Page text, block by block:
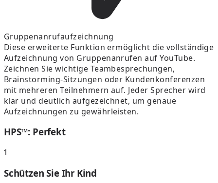
Gruppenanrufaufzeichnung
Diese erweiterte Funktion ermöglicht die vollständige
Aufzeichnung von Gruppenanrufen auf YouTube.
Zeichnen Sie wichtige Teambesprechungen,
Brainstorming-Sitzungen oder Kundenkonferenzen
mit mehreren Teilnehmern auf. Jeder Sprecher wird
klar und deutlich aufgezeichnet, um genaue
Aufzeichnungen zu gewährleisten.
HPS™: Perfekt
1
Schützen Sie Ihr Kind